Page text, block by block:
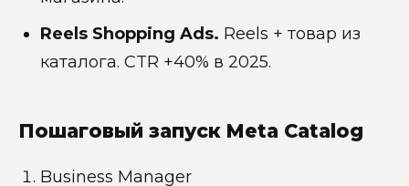
Reels Shopping Ads. Reels + товар из
каталога. CTR +40% в 2025.
Пошаговый запуск Meta Catalog
Business Manager